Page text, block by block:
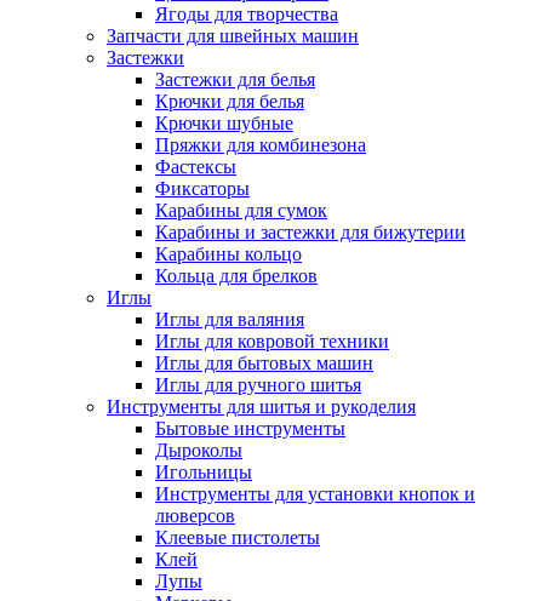
Ягоды для творчества
Запчасти для швейных машин
Застежки
Застежки для белья
Крючки для белья
Крючки шубные
Пряжки для комбинезона
Фастексы
Фиксаторы
Карабины для сумок
Карабины и застежки для бижутерии
Карабины кольцо
Кольца для брелков
Иглы
Иглы для валяния
Иглы для ковровой техники
Иглы для бытовых машин
Иглы для ручного шитья
Инструменты для шитья и рукоделия
Бытовые инструменты
Дыроколы
Игольницы
Инструменты для установки кнопок и
люверсов
Клеевые пистолеты
Клей
Лупы